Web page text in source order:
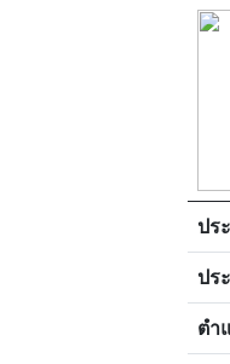
ปร
ปร
ตำ